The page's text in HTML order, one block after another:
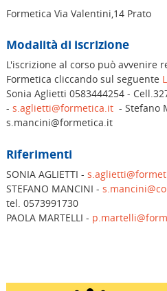
Formetica Via Valentini,14 Prato
Modalità di iscrizione
L'iscrizione al corso può avvenire
Formetica cliccando sul seguente
Sonia Aglietti 0583444254 -
- s.aglietti@formetica.it- Stefano
s.mancini@formetica.it
Riferimenti
SONIA AGLIETTI -
STEFANO MANCINI -
tel. 0573991730
PAOLA MARTELLI -